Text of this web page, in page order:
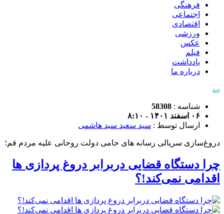
فرهنگی
اجتماعی
اقتصادی
ورزشی
عکس
فیلم
یادداشت
درباره ما
پ
شناسه : 58308
۰۶ اسفند ۱۴۰۱ - ۸:۱۰
ارسال توسط : سید سعید سید هاشمی
دروغ‌سازی سریالی رسانه های حامی دولت روحانی علیه مردم قم؛
چرا دستگاه قضایی دربرابر دروغ پردازی ها
اقدامی نمی‌کند!؟